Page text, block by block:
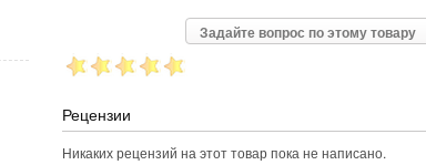
Задайте вопрос по этому товару
Рецензии
Никаких рецензий на этот товар пока не написано.